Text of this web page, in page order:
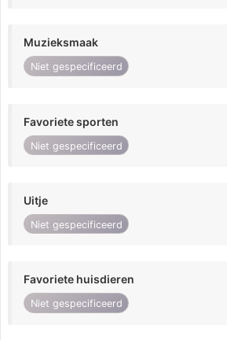
Muzieksmaak
Niet gespecificeerd
Favoriete sporten
Niet gespecificeerd
Uitje
Niet gespecificeerd
Favoriete huisdieren
Niet gespecificeerd